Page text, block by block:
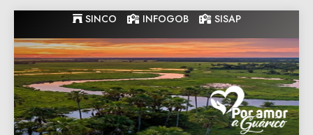
to
content
SINCO INFOGOB SISAP
Gobernacion
de Guarico
Gobernacion de Guarico